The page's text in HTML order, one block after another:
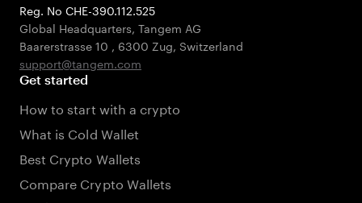
Reg. No CHE-390.112.525
Global Headquarters, Tangem AG
Baarerstrasse 10 , 6300 Zug, Switzerland
support@tangem.com
Get started
How to start with a crypto
What is Cold Wallet
Best Crypto Wallets
Compare Crypto Wallets